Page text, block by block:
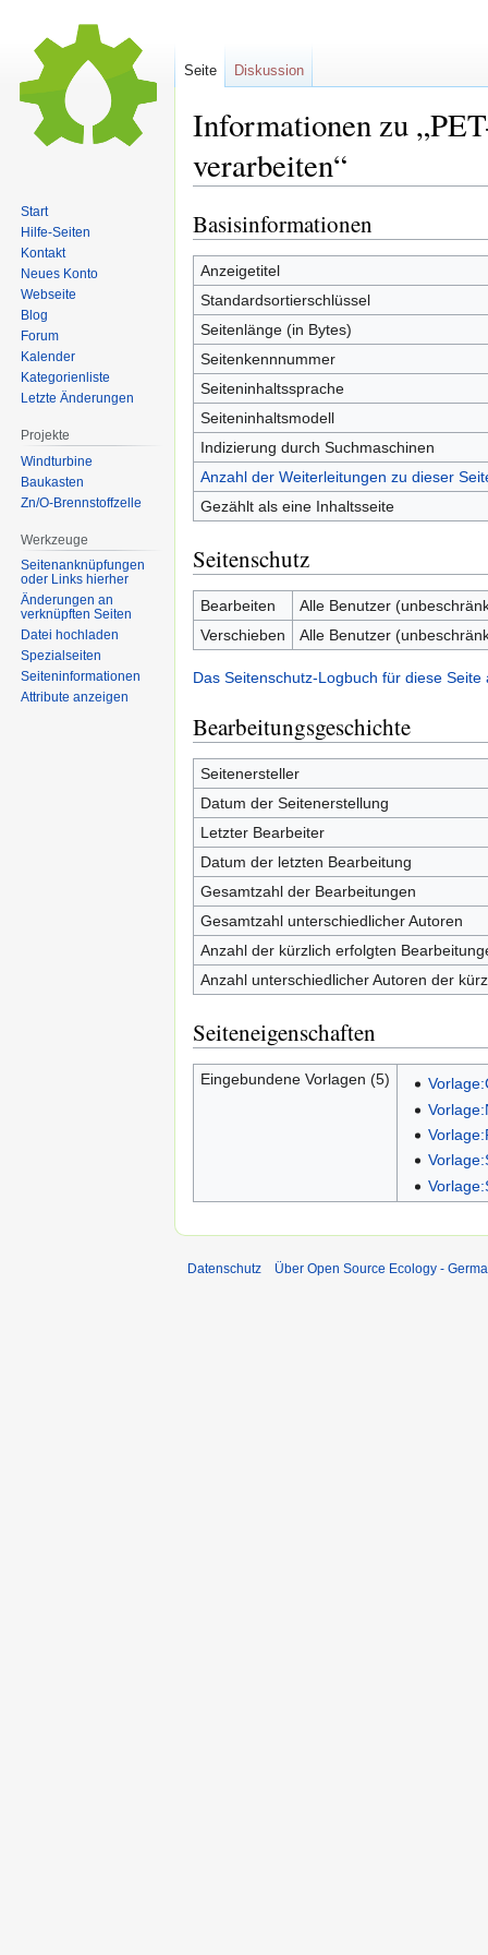
Informationen zu
verarbeiten“
Zur
Navigation
springen
Zur
Suche
springen
Basisinformationen
Anzeigetitel
Standardsortierschlüssel
Seitenlänge (in Bytes)
Seitenkennnummer
Seiteninhaltssprache
Seiteninhaltsmodell
Indizierung durch Suchmaschinen
Anzahl der Weiterleitungen zu dieser
Gezählt als eine Inhaltsseite
Seitenschutz
Bearbeiten
Alle Benutzer
Verschieben
Alle Benutzer
Das Seitenschutz-Logbuch für diese Seite
Bearbeitungsgeschichte
Seitenersteller
Datum der Seitenerstellung
Letzter Bearbeiter
Datum der letzten Bearbeitung
Gesamtzahl der Bearbeitungen
Gesamtzahl unterschiedlicher Autoren
Anzahl der kürzlich erfolgten
Anzahl unterschiedlicher Autoren der
Seiteneigenschaften
Eingebundene Vorlagen (5)
Seite Diskussion
Start
Hilfe-Seiten
Kontakt
Neues Konto
Webseite
Blog
Forum
Kalender
Kategorienliste
Letzte Änderungen
Projekte
Windturbine
Baukasten
Zn/O-Brennstoffzelle
Werkzeuge
Seitenanknüpfungen
oder Links hierher
Änderungen an
verknüpften Seiten
Datei hochladen
Spezialseiten
Seiten­informationen
Attribute anzeigen
Datenschutz Über Open Source Ecology -